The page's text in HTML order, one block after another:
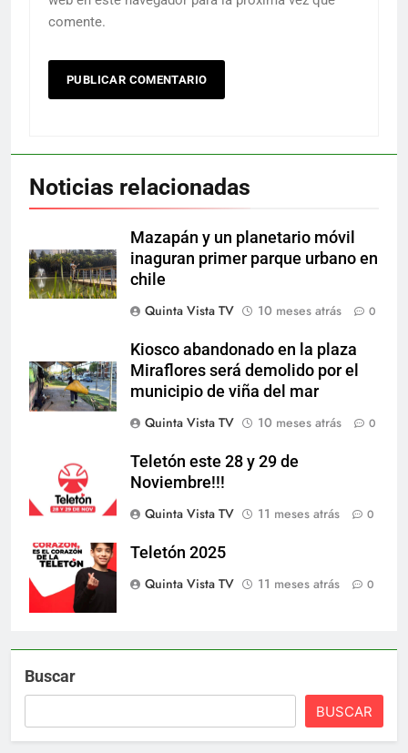
comente.
Noticias relacionadas
Mazapán y un planetario móvil
inaguran primer parque urbano en
chile
Quinta Vista TV
10 meses atrás 0
Kiosco abandonado en la plaza
Miraflores será demolido por el
municipio de viña del mar
Quinta Vista TV
10 meses atrás 0
Teletón este 28 y 29 de
Noviembre!!!
Quinta Vista TV
11 meses atrás 0
Teletón 2025
Quinta Vista TV
11 meses atrás 0
Buscar
BUSCAR